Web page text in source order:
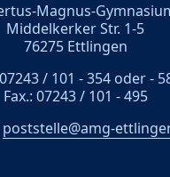
Magnus-
Middelkerker Str. 1-5
76275 Ettlingen
/ 101 - 354 oder -
Fax.: 07243 / 101 - 495
poststelle@amg-